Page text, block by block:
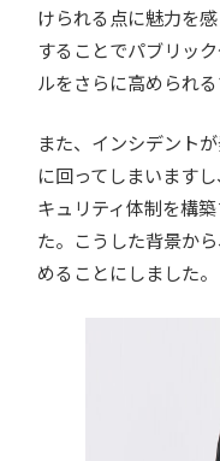
けられる点に魅力を
することでパブリッ
ルをさらに高められ
また、インシデント
に回ってしまいます
キュリティ体制を構
た。こうした背景か
めることにしました。